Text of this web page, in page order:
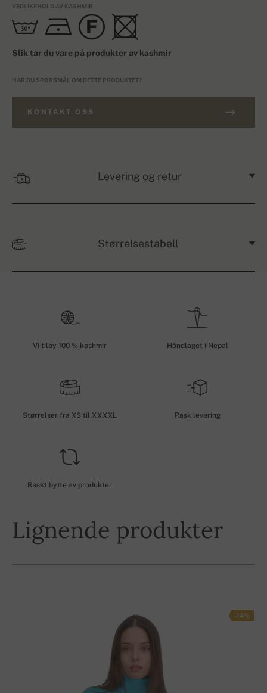
VEDLIKEHOLD AV KASHMIR
Slik tar du vare på produkter av kashmir
HAR DU SPØRSMÅL OM DETTE PRODUKTET?
KONTAKT OSS
Levering og retur
Størrelsestabell
Vi tilby 100 % kashmir Håndlaget i Nepal
Størrelser fra XS til XXXXL Rask levering
Raskt bytte av produkter
Lignende produkter
-14%